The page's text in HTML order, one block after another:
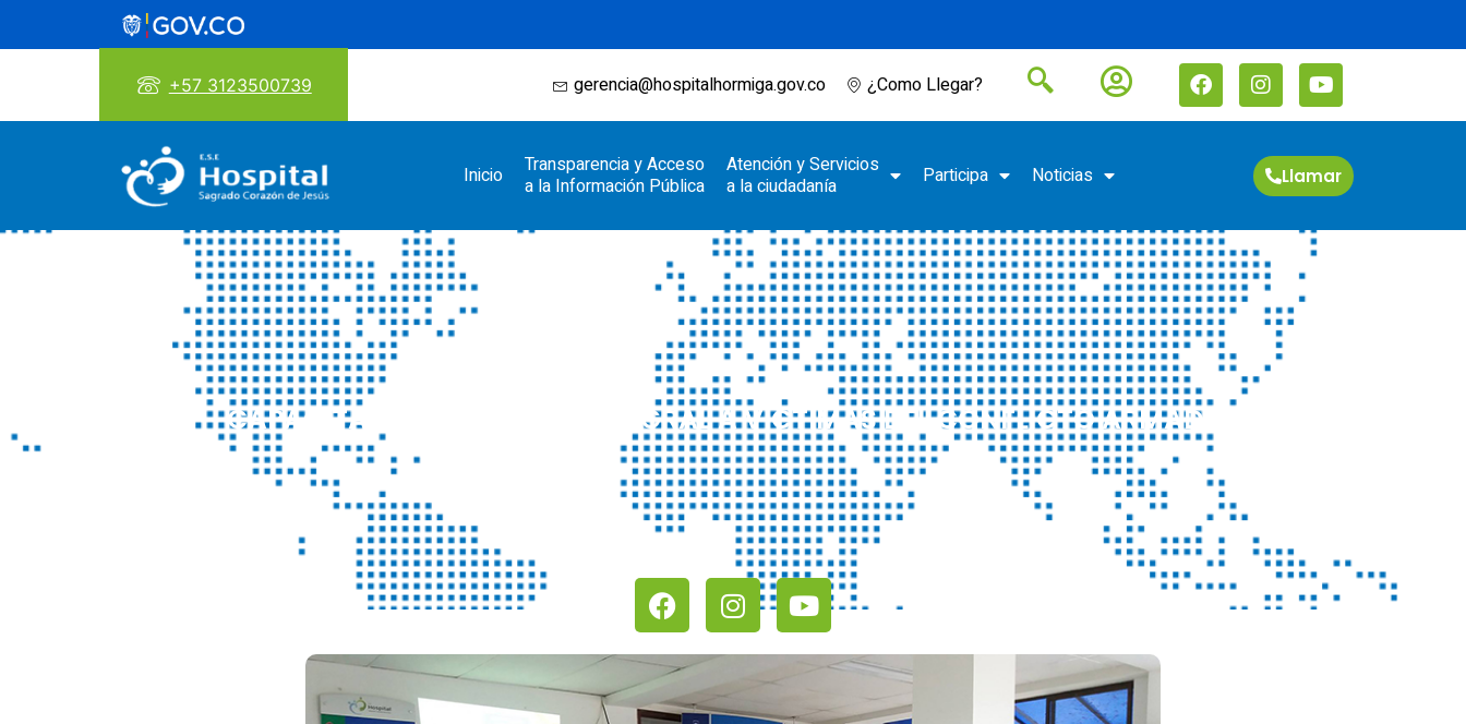
+57 3123500739 gerencia@hospitalhormiga.gov.co ¿Como Llegar?
Inicio
Transparencia y Acceso
a la Información Pública
Atención y Servicios
a la ciudadanía
Participa Noticias Llamar
CAPACITACIÓN EN SALUD INTEGRAL A VICTIMAS DEL CONFLICTO ARMADO